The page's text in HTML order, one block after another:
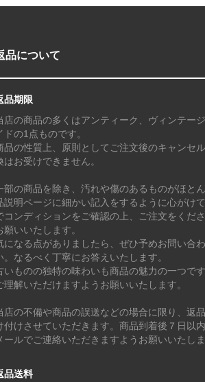
品について
品期限
店の商品の多くはアンティーク、ヴィンテー
ドの1点ものです。
品の性質上、原則としてご注文後のキャンセ
はお受けできません。
部の商品を除き、汚れや傷のあるものがほと
説明ページに細かい記入をするように心がけ
コンディションをご確認の上、ご注文をくだ
願いいたします。
になる点がありましたら、ぜひ予めお問い合
。なるべく丁寧にお答えいたします。
いものの独特の味わいも商品の魅力の一つで
理解いただけますようお願いいたします。
店の不備や商品の誤送などの場合に限り、返
付けさせていただきます。商品到着後７日以
ールでご連絡いただきますようお願いいたしま
品送料